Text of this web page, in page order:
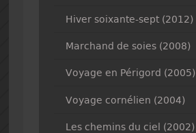
Hiver soixante-sept (2012)
Marchand de soies (2008)
Voyage en Périgord (2005)
Voyage cornélien (2004)
Les chemins du ciel (2002)